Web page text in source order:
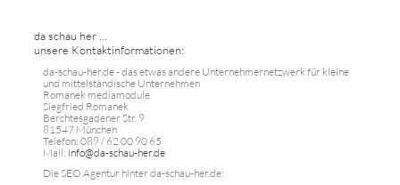
da schau her ...
unsere Kontaktinformationen:
da-schau-her.de - das etwas andere Unternehmernetzwerk für kleine
und mittelständische Unternehmen
Romanek mediamodule
Siegfried Romanek
Berchtesgadener Str. 9
81547 München
Telefon: 089 / 62 00 90 65
Mail: info@da-schau-her.de
Die SEO Agentur hinter da-schau-her.de: